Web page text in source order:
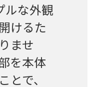
ルな外観
けるた
ませ
を本体
で、